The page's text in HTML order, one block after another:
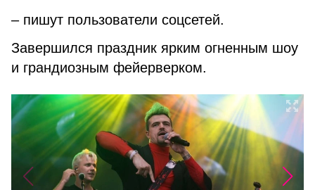
– пишут пользователи соцсетей.
Завершился праздник ярким огненным шоу
и грандиозным фейерверком.